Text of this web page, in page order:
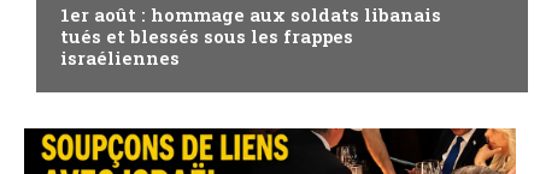
1er août : hommage aux soldats libanais
tués et blessés sous les frappes
israéliennes